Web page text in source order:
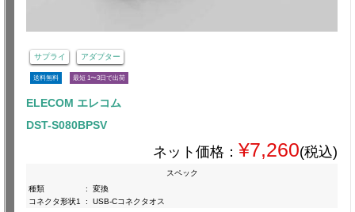
サプライ アダプター
送料無料 最短 1〜3日で出荷
ELECOM エレコム
DST-S080BPSV
ネット価格： ¥7,260(税込)
スペック
種類
:
変換
コネクタ形状1
: USB-Cコネクタオス